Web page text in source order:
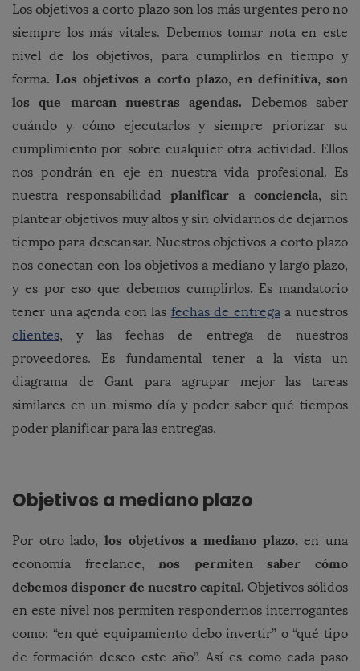
Los objetivos a corto plazo son los más urgentes pero no
siempre los más vitales. Debemos tomar nota en este
nivel de los objetivos, para cumplirlos en tiempo y
forma. Los objetivos a corto plazo, en definitiva, son
los que marcan nuestras agendas. Debemos saber
cuándo y cómo ejecutarlos y siempre priorizar su
cumplimiento por sobre cualquier otra actividad. Ellos
nos pondrán en eje en nuestra vida profesional. Es
nuestra responsabilidadplanificar a conciencia, sin
plantear objetivos muy altos y sin olvidarnos de dejarnos
tiempo para descansar. Nuestros objetivos a corto plazo
nos conectan con los objetivos a mediano y largo plazo,
y es por eso que debemos cumplirlos. Es mandatorio
tener una agenda con las fechas de entrega a nuestros
clientes, y las fechas de entrega de nuestros
proveedores. Es fundamental tener a la vista un
diagrama de Gant para agrupar mejor las tareas
similares en un mismo día y poder saber qué tiempos
poder planificar para las entregas.
Objetivos a mediano plazo
Por otro lado, los objetivos a mediano plazo, en una
economía freelance,nos permiten saber cómo
debemos disponer de nuestro capital. Objetivos sólidos
en este nivel nos permiten respondernos interrogantes
como: “en qué equipamiento debo invertir” o “qué tipo
de formación deseo este año”. Así es como cada paso